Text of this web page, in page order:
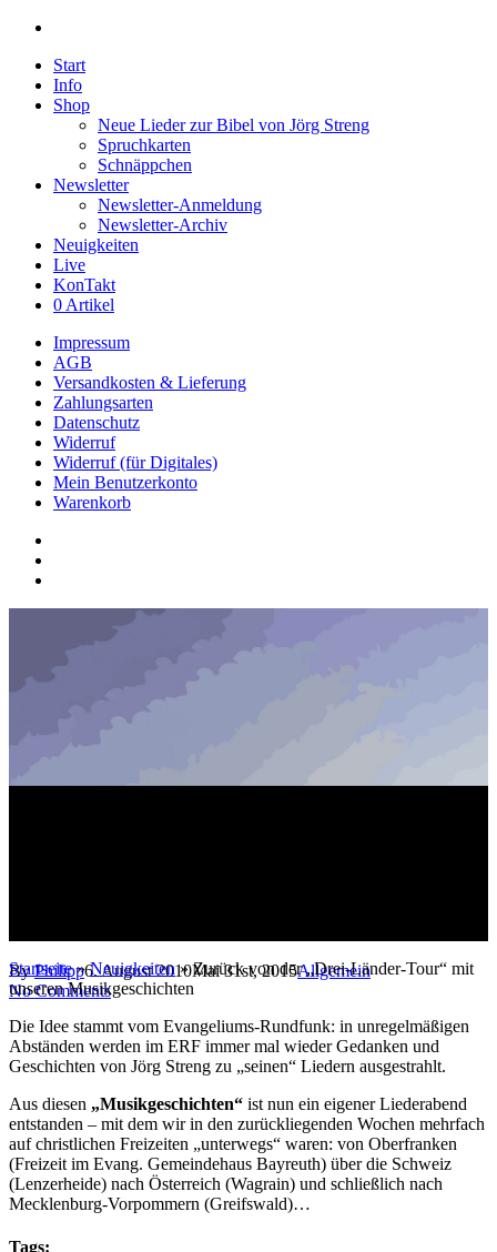
Start
Info
Shop
Neue Lieder zur Bibel von Jörg Streng
Spruchkarten
Schnäppchen
Newsletter
Newsletter-Anmeldung
Newsletter-Archiv
Neuigkeiten
Live
KonTakt
0 Artikel
Impressum
AGB
Versandkosten & Lieferung
Zahlungsarten
Datenschutz
Widerruf
Widerruf (für Digitales)
Mein Benutzerkonto
Warenkorb
By Philipp6. August 2010Mai 31st, 2015Allgemein
No Comments
Startseite»Neuigkeiten»Zurück von der „Drei-Länder-Tour“ mit
unseren Musikgeschichten
Die Idee stammt vom Evangeliums-Rundfunk: in unregelmäßigen
Abständen werden im ERF immer mal wieder Gedanken und
Geschichten von Jörg Streng zu „seinen“ Liedern ausgestrahlt.
Aus diesen „Musikgeschichten“ ist nun ein eigener Liederabend
entstanden – mit dem wir in den zurückliegenden Wochen mehrfach
auf christlichen Freizeiten „unterwegs“ waren: von Oberfranken
(Freizeit im Evang. Gemeindehaus Bayreuth) über die Schweiz
(Lenzerheide) nach Österreich (Wagrain) und schließlich nach
Mecklenburg-Vorpommern (Greifswald)…
Tags: